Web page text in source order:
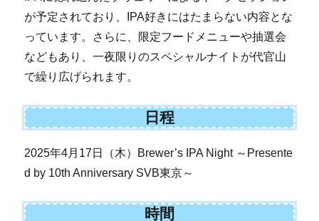
が予定されており、IPA好きにはたまらない内容とな
っています。さらに、限定フードメニューや抽選会
などもあり、一夜限りのスペシャルナイトが代官山
で繰り広げられます。
日程
2025年4月17日（木）Brewer’s IPA Night ～Presente
d by 10th Anniversary SVB東京～
時間